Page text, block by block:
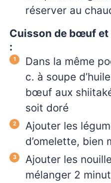
réserver au
Cuisson de bœuf et
:
Dans la même
c. à soupe
bœuf aux
soit doré
Ajouter les
d’omelette, bien
Ajouter les
mélanger 2